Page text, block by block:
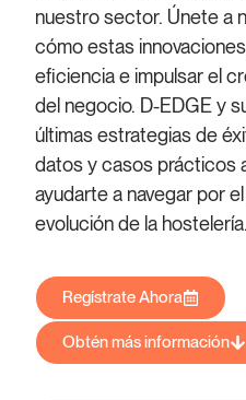
nuestro sector. Únete a
cómo estas
eficiencia e impulsar el
del negocio. D-EDGE y
últimas estrategias de
datos y casos prácticos
ayudarte a navegar por
evolución de la hostelería.
Regístrate Ahora
Obtén más información